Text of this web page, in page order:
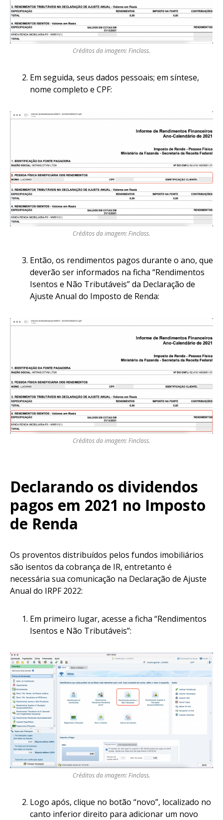
Créditos da imagem: Finclass.
Em seguida, seus dados pessoais; em síntese,
nome completo e CPF:
Créditos da imagem: Finclass.
Então, os rendimentos pagos durante o ano, que
deverão ser informados na ficha “Rendimentos
Isentos e Não Tributáveis” da Declaração de
Ajuste Anual do Imposto de Renda:
Créditos da imagem: Finclass.
Declarando os dividendos
pagos em 2021 no Imposto
de Renda
Os proventos distribuídos pelos fundos imobiliários
são isentos da cobrança de IR, entretanto é
necessária sua comunicação na Declaração de Ajuste
Anual do IRPF 2022:
Em primeiro lugar, acesse a ficha “Rendimentos
Isentos e Não Tributáveis”:
Créditos da imagem: Finclass.
Logo após, clique no botão “novo”, localizado no
canto inferior direito para adicionar um novo